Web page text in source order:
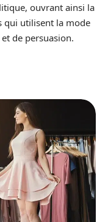
ouvrant ainsi la
qui utilisent la mode
de persuasion.